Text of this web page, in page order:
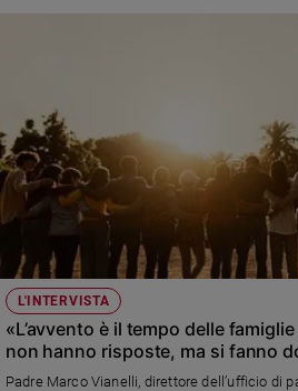
L'INTERVISTA
«L’avvento è il tempo delle
non hanno risposte, ma si fanno
infinite risorse»
Padre Marco Vianelli, direttore dell’ufficio di